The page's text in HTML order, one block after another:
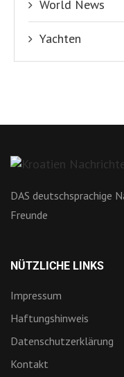
World News
Yachten
DAS deutschsprachige
Freunde
NÜTZLICHE LINKS
Impressum
Haftungshinweis
Datenschutzerklärung
Kontakt